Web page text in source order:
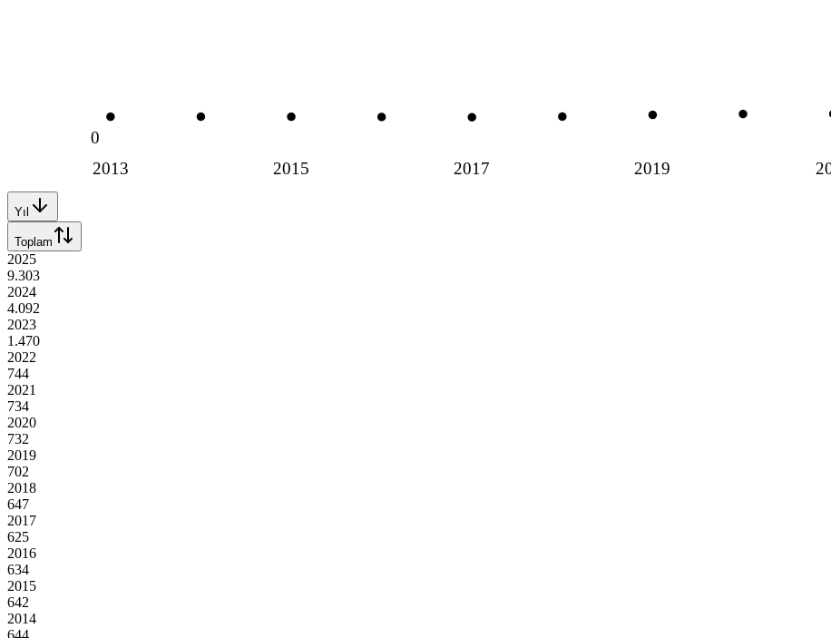
2013 2015 2017 2019
0
Yıl
Toplam
2025
9.303
2024
4.092
2023
1.470
2022
744
2021
734
2020
732
2019
702
2018
647
2017
625
2016
634
2015
642
2014